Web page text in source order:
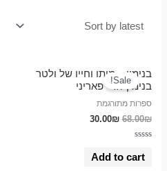
Sale!
בנימין – מותו וחייו של ולטר
בנימין / ג'יי פאריני
ספרות מתורגמת
68.00₪
30.00₪
out
Add to cart